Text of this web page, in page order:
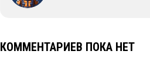
КОММЕНТАРИЕВ ПОКА НЕТ